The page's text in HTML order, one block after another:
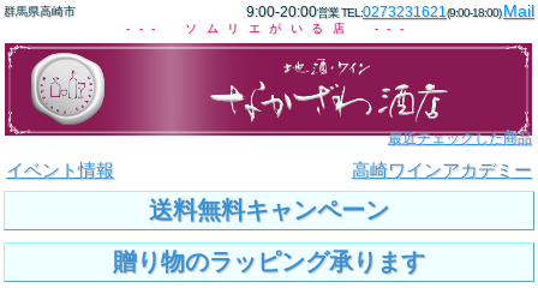
群馬県高崎市 9:00-20:00営業 TEL:0273231621(9:00-18:00)Mail
--- ソムリエがいる店 ---
最近チェックした商品
イベント情報 高崎ワインアカデミー
送料無料キャンペーン
贈り物のラッピング承ります